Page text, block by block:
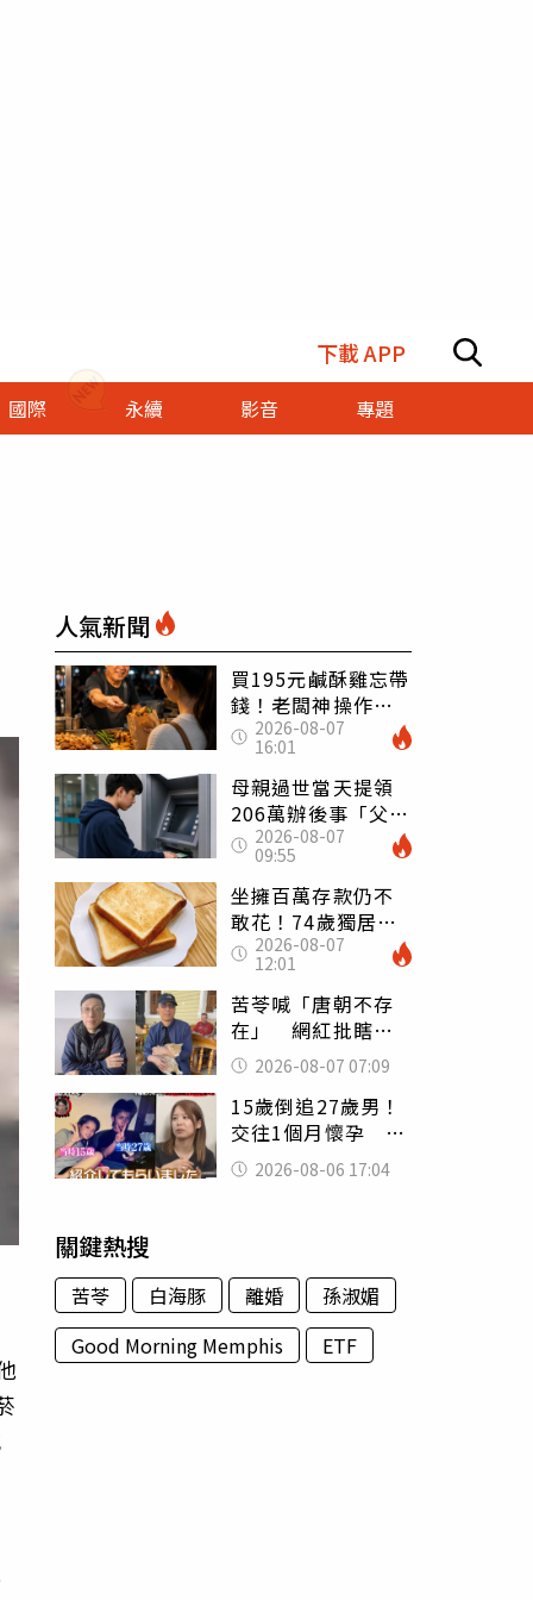
下載 APP
國際 永續 影音 專題
人氣新聞
買195元鹹酥雞忘帶
錢！老闆神操作
「倒找5元」 全網
看哭：這就是台灣
2026-08-07
16:01
母親過世當天提領
206萬辦後事「父子
遭判刑」 律師：
搶錢先下手是罪
2026-08-07
09:55
坐擁百萬存款仍不
敢花！74歲獨居翁
「1餐只吃1片吐
司」 半年後暴瘦
嚇壞女兒
2026-08-07
12:01
苦苓喊「唐朝不存
在」 網紅批瞎編
歷史：李白、杜甫
用鮮卑文寫詩？
2026-08-07 07:09
15歲倒追27歲男！
交往1個月懷孕 36
歲當阿嬤故事曝光
2026-08-06 17:04
關鍵熱搜
苦苓 白海豚 離婚
孫淑媚
Good Morning Memphis
ETF